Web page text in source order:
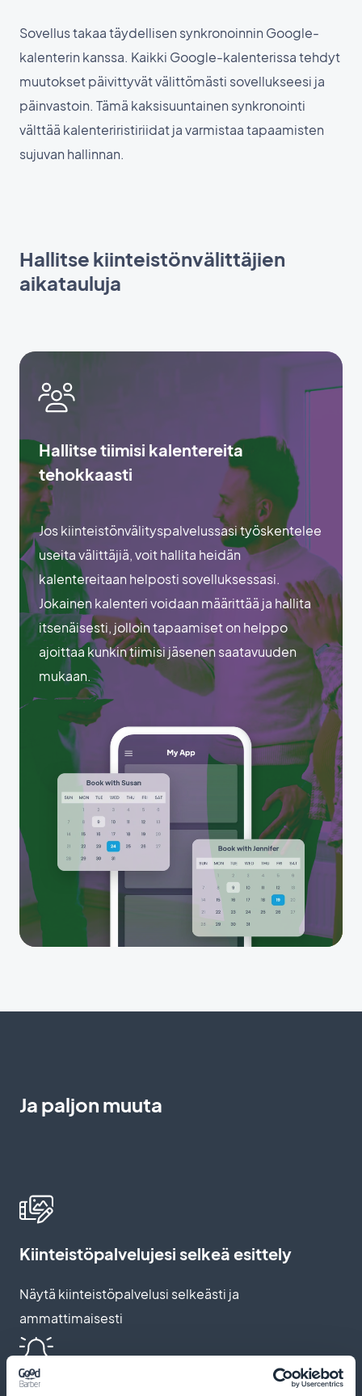
Sovellus takaa täydellisen synkronoinnin Google-
kalenterin kanssa. Kaikki Google-kalenterissa tehdyt
muutokset päivittyvät välittömästi sovellukseesi ja
päinvastoin. Tämä kaksisuuntainen synkronointi
välttää kalenteriristiriidat ja varmistaa tapaamisten
sujuvan hallinnan.
Hallitse kiinteistönvälittäjien
aikatauluja
Hallitse tiimisi kalentereita
tehokkaasti
Jos kiinteistönvälityspalvelussasi työskentelee
useita välittäjiä, voit hallita heidän
kalentereitaan helposti sovelluksessasi.
Jokainen kalenteri voidaan määrittää ja hallita
itsenäisesti, jolloin tapaamiset on helppo
ajoittaa kunkin tiimisi jäsenen saatavuuden
mukaan.
Ja paljon muuta
Kiinteistöpalvelujesi selkeä esittely
Näytä kiinteistöpalvelusi selkeästi ja
ammattimaisesti